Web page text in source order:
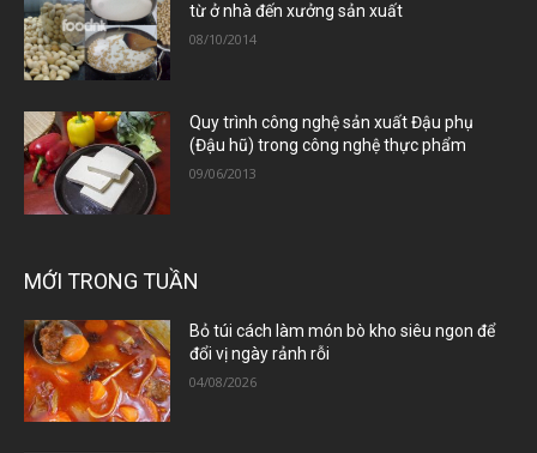
từ ở nhà đến xưởng sản xuất
08/10/2014
Quy trình công nghệ sản xuất Đậu phụ
(Đậu hũ) trong công nghệ thực phẩm
09/06/2013
MỚI TRONG TUẦN
Bỏ túi cách làm món bò kho siêu ngon để
đổi vị ngày rảnh rỗi
04/08/2026